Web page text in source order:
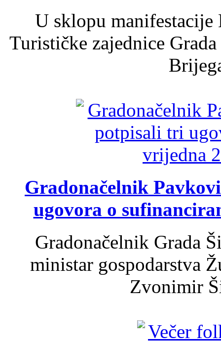
U sklopu
Turističke zajednice
Gradonačelnik
ugovora o
Gradonačelnik Grada
ministar gospodarstva
Zvonimir